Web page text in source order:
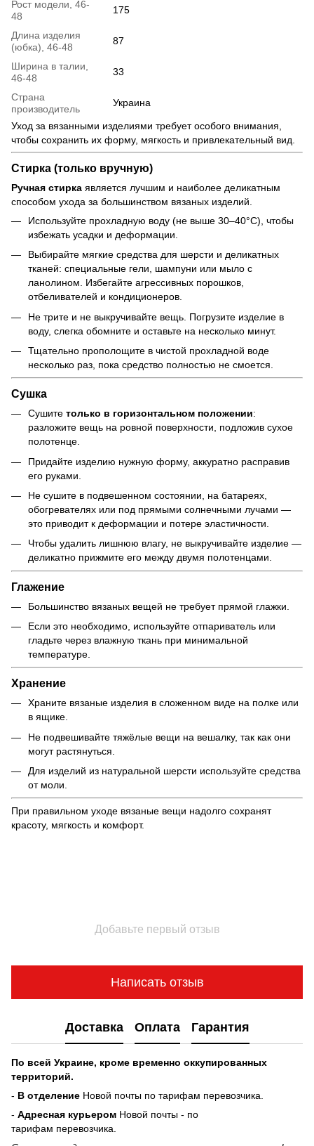
Рост модели, 46-
48
175
Длина изделия
(юбка), 46-48
87
Ширина в талии,
46-48
33
Страна
производитель
Украина
Уход за вязанными изделиями требует особого внимания,
чтобы сохранить их форму, мягкость и привлекательный вид.
Стирка (только вручную)
Ручная стирка является лучшим и наиболее деликатным
способом ухода за большинством вязаных изделий.
Используйте прохладную воду (не выше 30–40°C), чтобы
избежать усадки и деформации.
Выбирайте мягкие средства для шерсти и деликатных
тканей: специальные гели, шампуни или мыло с
ланолином. Избегайте агрессивных порошков,
отбеливателей и кондиционеров.
Не трите и не выкручивайте вещь. Погрузите изделие в
воду, слегка обомните и оставьте на несколько минут.
Тщательно прополощите в чистой прохладной воде
несколько раз, пока средство полностью не смоется.
Сушка
Сушите только в горизонтальном положении:
разложите вещь на ровной поверхности, подложив сухое
полотенце.
Придайте изделию нужную форму, аккуратно расправив
его руками.
Не сушите в подвешенном состоянии, на батареях,
обогревателях или под прямыми солнечными лучами —
это приводит к деформации и потере эластичности.
Чтобы удалить лишнюю влагу, не выкручивайте изделие —
деликатно прижмите его между двумя полотенцами.
Глажение
Большинство вязаных вещей не требует прямой глажки.
Если это необходимо, используйте отпариватель или
гладьте через влажную ткань при минимальной
температуре.
Хранение
Храните вязаные изделия в сложенном виде на полке или
в ящике.
Не подвешивайте тяжёлые вещи на вешалку, так как они
могут растянуться.
Для изделий из натуральной шерсти используйте средства
от моли.
При правильном уходе вязаные вещи надолго сохранят
красоту, мягкость и комфорт.
Добавьте первый отзыв
Написать отзыв
Доставка Оплата Гарантия
По всей Украине, кроме временно оккупированных
территорий.
- В отделение Новой почты по тарифам перевозчика.
- Адресная курьером Новой почты - по
тарифам перевозчика.